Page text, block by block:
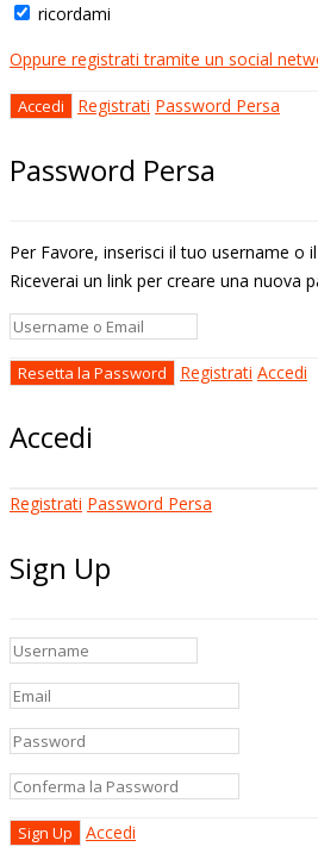
ricordami
Oppure registrati tramite un social
Registrati Password Persa
Password Persa
Per Favore, inserisci il tuo username o
Riceverai un link per creare una nuova
Registrati Accedi
Accedi
Registrati Password Persa
Sign Up
Accedi